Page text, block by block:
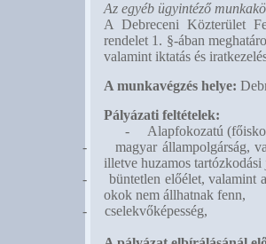
Az egyéb ügyintéző
A Debreceni Közterület
rendelet 1. §-ában
valamint iktatás és
A munkavégzés helye:
Pályázati feltételek:
-
Alapfokozatú
-
magyar állampolgárság,
illetve huzamos
-
büntetlen előélet, valamint
okok nem állhatnak fenn,
-
cselekvőképesség,